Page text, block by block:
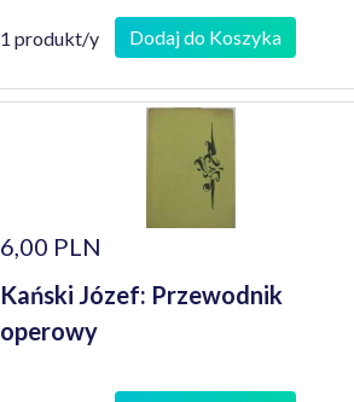
1 produkt/y Dodaj do Koszyka
6,00 PLN
Kański Józef: Przewodnik
operowy